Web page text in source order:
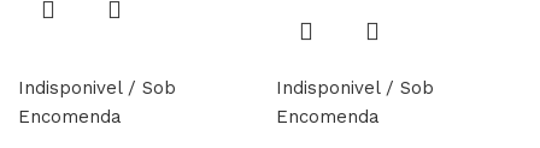
Indisponivel / Sob
Encomenda
Indisponivel / Sob
Encomenda